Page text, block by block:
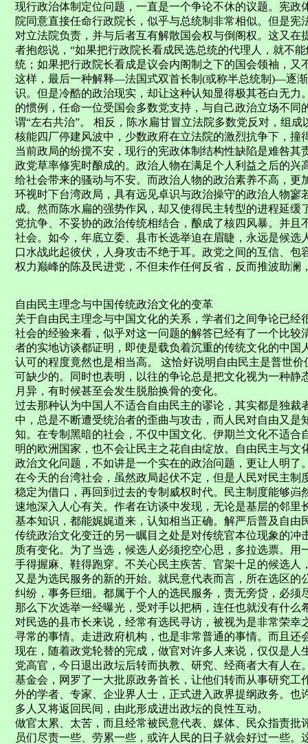
现行政治体制定位问题，一直是一个争论不休的议题。宪
院同意直接任命行政院长，似乎与总统制非常相似。但是
对立法院负责，并与后者互有解散国会权与倒阁权。这又
者抱怨说，“如果把行政院长看成民选总统的代理人，就不
统；如果把行政院长看成是议会内阁制之下的国会领袖，又
这样，最后一种解释—法国式双首长制(或称半总统制)—逐
识。但是冷酷的政治现实，却让这种认知显得极其苍白无力
的惯例，任命一位受国会多数党支持，与自己政治立场不
谓“左右共治”。 相反，陈水扁甘冒立法院多数党反对，组
核能四厂停建风波中，少数政府在立法院的激烈抗争下，撞
当前政局的纷搅不安，现行的宪政体制结构性缺陷是难咎
政党草率修宪时酿成的。政治人物在满足个人利益之后的
给社会带来的骚动与不安。而政治人物的政治素养不高，更
环视时下台湾政局，具有远见卓识与政治操守的政治人物
成。然而陈水扁的强势作风，却又使得民主转型的进程延
党抗争、不妥协的政治传统相结合，酿成了核四风暴。并
社会。如今，年底立委、县市长选举迫在眉睫，永远是候
口水战此起彼伏，人身攻击不绝于耳。政党之间的互信、
权力巅峰的陈及民进党，不但未作任何反省，反而推波助澜
自由民主理念与中国传统政治文化的变革
关于自由民主理念与中国文化的关系，学者们之间争论已
社会的经验来看，似乎对这一问题的解答已经有了一个比
者的实地访谈都证明，即使是载负着沉重的传统文化的中
认可的程度竟然也是相当高。 这恰好说明自由民主是普世
可缺少的。同时也表明，以往的争论总是把文化视为一种
月异，有时候甚至会发生脱胎换骨的变化。
过去那种认为中国人不适合自由民主的谬论，其实都是独
中，总是不断遭受统治者的歪曲与攻击，而人民对自由又
知。在专制黑暗的社会，不仅中国文化、伊期兰文化不适
明的欧洲国家，也不会让民主之花自由绽放。自由民主与
政治文化问题，不如讲是一个实在的政治问题，更让人明了
在今天的台湾社会，虽然政局起伏不定，但是人民对民主
稳定为借口，再回到过去的专制威权时代。民主制度能够岿
速地深入人心有关。作者在访谈中发现，无论是基层的邻
基本知识，都能娓娓道来，认知相当正确。解严后普及自由
传统政治文化变迁的另一瞩目之处是对传统官本位现象的
质有变化。为了当选，候选人必须挖空心思，多拉选票。
手得握麻、鞋得跑穿。不关心民主疾苦、官架十足的候选
又是为选民服务的新的开始。就民意代表而言，所在选区
纠纷，事务巨细。都属于个人的选民服务，责无旁贷，必
那么下次选举一经曝光，受对手以把柄，连任也就没有什么
对民选的县市长来说，经常有选民寻访，被视为是非常荣
寻常的事情。走进政府机构，也是非常普通的事情。而且还
现在，随着政党轮替的完成，做官对许多人来说，仅仅是
党高官，今日退出政坛后转而执教、研究、经商者大有人
基金会，网罗了一大批原政务首长，让他们转而从事研究工
外的学者、专家、企业界人士，正式进入政界提纲政务。
多人又将返回民间，由此形成进出政坛的良性互动。
做官太累、太苦，而且经常被民意代表、媒体、民众指责
员们尽责一些、劳累一些，或许人民的日子就会好过一些